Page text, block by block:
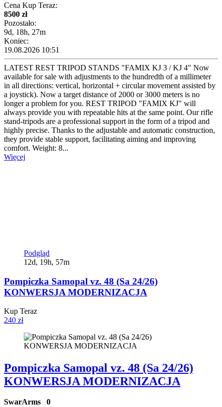
Cena Kup Teraz:
8500 zł
Pozostało:
9d, 18h, 27m
Koniec:
19.08.2026 10:51
LATEST REST TRIPOD STANDS "FAMIX KJ 3 / KJ 4" Now
available for sale with adjustments to the hundredth of a millimeter
in all directions: vertical, horizontal + circular movement assisted by
a joystick). Now a target distance of 2000 or 3000 meters is no
longer a problem for you. REST TRIPOD "FAMIX KJ" will
always provide you with repeatable hits at the same point. Our rifle
stand-tripods are a professional support in the form of a tripod and
highly precise. Thanks to the adjustable and automatic construction,
they provide stable support, facilitating aiming and improving
comfort. Weight: 8...
Więcej
Podgląd
12d, 19h, 57m
Pompiczka Samopal vz. 48 (Sa 24/26)
KONWERSJA MODERNIZACJA
Kup Teraz
240 zł
Pompiczka Samopal vz. 48 (Sa 24/26)
KONWERSJA MODERNIZACJA
SwarArms 0